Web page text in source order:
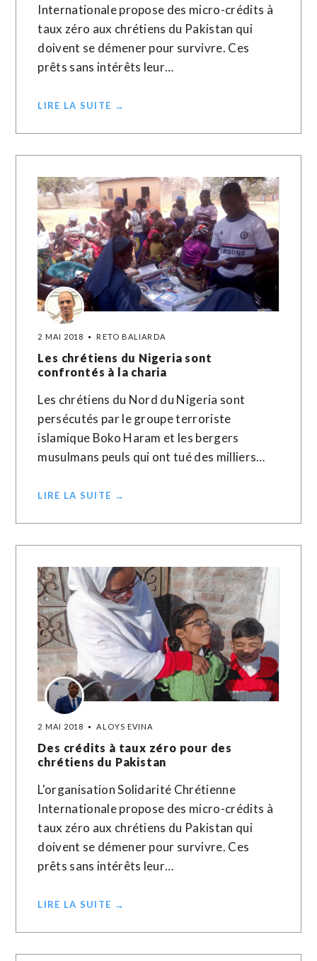
Internationale propose des micro-crédits à
taux zéro aux chrétiens du Pakistan qui
doivent se démener pour survivre. Ces
prêts sans intérêts leur…
LIRE LA SUITE →
2 MAI 2018 RETO BALIARDA
Les chrétiens du Nigeria sont
confrontés à la charia
Les chrétiens du Nord du Nigeria sont
persécutés par le groupe terroriste
islamique Boko Haram et les bergers
musulmans peuls qui ont tué des milliers…
LIRE LA SUITE →
2 MAI 2018 ALOYS EVINA
Des crédits à taux zéro pour des
chrétiens du Pakistan
L'organisation Solidarité Chrétienne
Internationale propose des micro-crédits à
taux zéro aux chrétiens du Pakistan qui
doivent se démener pour survivre. Ces
prêts sans intérêts leur…
LIRE LA SUITE →